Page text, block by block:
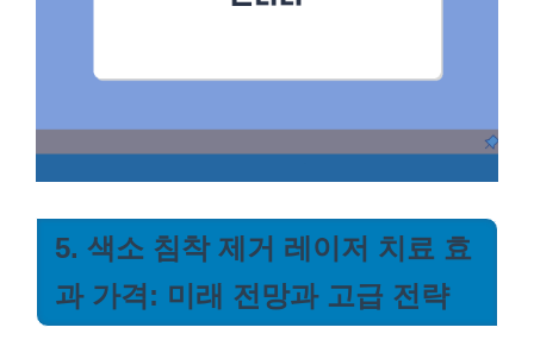
5. 색소 침착 제거 레이저 치료 효
과 가격: 미래 전망과 고급 전략